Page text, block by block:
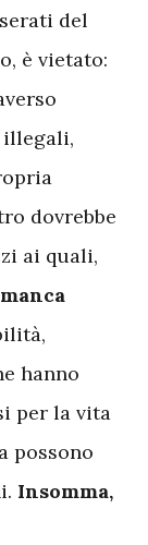
del
è vietato:
dovrebbe
ai quali,
hanno
per la vita
possono
Insomma,